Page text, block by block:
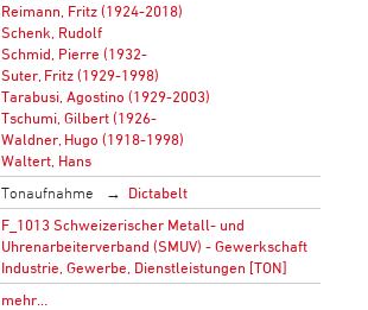
Reimann, Fritz (1924-2018)
Schenk, Rudolf
Schmid, Pierre (1932-
Suter, Fritz (1929-1998)
Tarabusi, Agostino (1929-2003)
Tschumi, Gilbert (1926-
Waldner, Hugo (1918-1998)
Waltert, Hans
Tonaufnahme
Dictabelt
F_1013 Schweizerischer Metall- und
Uhrenarbeiterverband (SMUV) - Gewerkschaft
Industrie, Gewerbe, Dienstleistungen [TON]
mehr…